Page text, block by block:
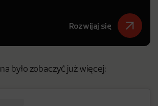
Rozwijaj się
było zobaczyć już więcej: